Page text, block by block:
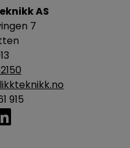
AS
7
915